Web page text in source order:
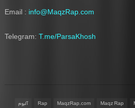
Email : info@MaqzRap.com
Telegram: T.me/ParsaKhosh
Maqz Rap
MaqzRap.com
Rap آلبوم